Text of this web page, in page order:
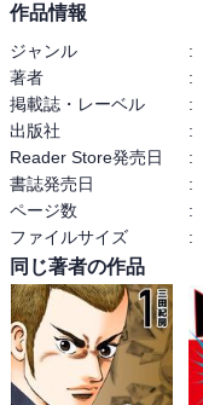
作品情報
ジャンル :
著者
:
掲載誌・レーベル
:
出版社
:
Reader Store発売日
:
書誌発売日
:
ページ数
:
ファイルサイズ
:
同じ著者の作品